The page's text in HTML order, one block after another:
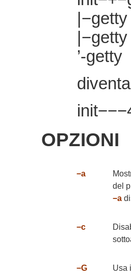
|−getty
|−getty
’-getty
diventa
OPZIONI
−a
del
−a
−c
−G Usa